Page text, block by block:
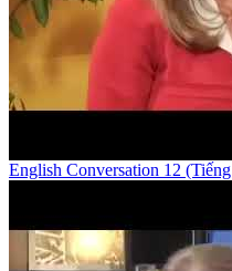
English Conversation 12